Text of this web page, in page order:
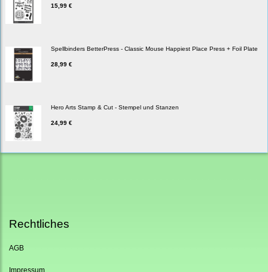
15,99 €
Spellbinders BetterPress - Classic Mouse Happiest Place Press + Foil Plate
28,99 €
Hero Arts Stamp & Cut - Stempel und Stanzen
24,99 €
Rechtliches
AGB
Impressum